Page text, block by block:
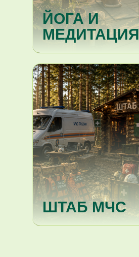
ШТАБ МЧС
ЙОГА И
МЕДИТАЦИЯ